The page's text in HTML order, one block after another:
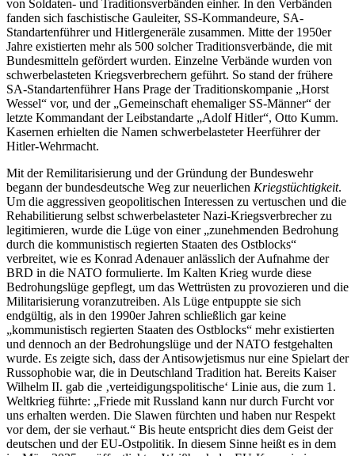
von Soldaten- und Traditionsverbänden einher. In den Verbänden
fanden sich faschistische Gauleiter, SS-Kommandeure, SA-
Standartenführer und Hitlergeneräle zusammen. Mitte der 1950er
Jahre existierten mehr als 500 solcher Traditionsverbände, die mit
Bundesmitteln gefördert wurden. Einzelne Verbände wurden von
schwerbelasteten Kriegsverbrechern geführt. So stand der frühere
SA-Standartenführer Hans Prage der Traditionskompanie „Horst
Wessel“ vor, und der „Gemeinschaft ehemaliger SS-Männer“ der
letzte Kommandant der Leibstandarte „Adolf Hitler“, Otto Kumm.
Kasernen erhielten die Namen schwerbelasteter Heerführer der
Hitler-Wehrmacht.
Mit der Remilitarisierung und der Gründung der Bundeswehr
begann der bundesdeutsche Weg zur neuerlichen Kriegstüchtigkeit.
Um die aggressiven geopolitischen Interessen zu vertuschen und die
Rehabilitierung selbst schwerbelasteter Nazi-Kriegsverbrecher zu
legitimieren, wurde die Lüge von einer „zunehmenden Bedrohung
durch die kommunistisch regierten Staaten des Ostblocks“
verbreitet, wie es Konrad Adenauer anlässlich der Aufnahme der
BRD in die NATO formulierte. Im Kalten Krieg wurde diese
Bedrohungslüge gepflegt, um das Wettrüsten zu provozieren und die
Militarisierung voranzutreiben. Als Lüge entpuppte sie sich
endgültig, als in den 1990er Jahren schließlich gar keine
„kommunistisch regierten Staaten des Ostblocks“ mehr existierten
und dennoch an der Bedrohungslüge und der NATO festgehalten
wurde. Es zeigte sich, dass der Antisowjetismus nur eine Spielart der
Russophobie war, die in Deutschland Tradition hat. Bereits Kaiser
Wilhelm II. gab die ‚verteidigungspolitische‘ Linie aus, die zum 1.
Weltkrieg führte: „Friede mit Russland kann nur durch Furcht vor
uns erhalten werden. Die Slawen fürchten und haben nur Respekt
vor dem, der sie verhaut.“ Bis heute entspricht dies dem Geist der
deutschen und der EU-Ostpolitik. In diesem Sinne heißt es in dem